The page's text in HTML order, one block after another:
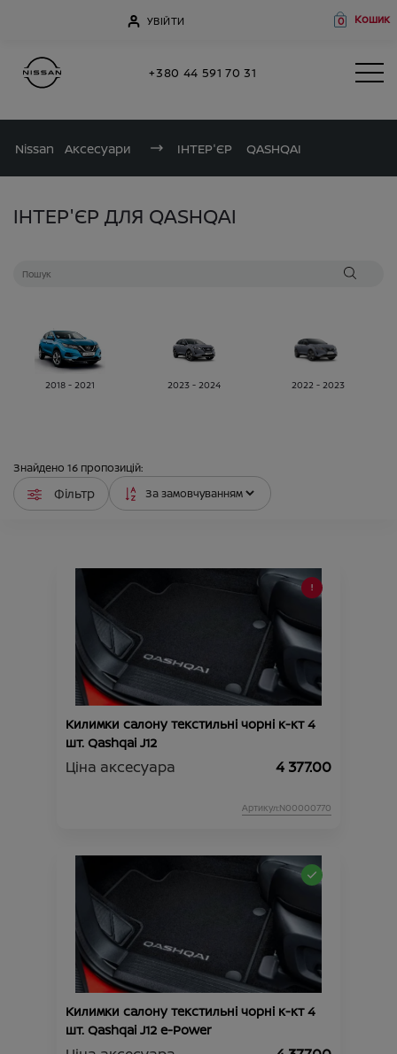
УВІЙТИ 0 Кошик
+380 44 591 70 31
Nissan Аксесуари ІНТЕР'ЄР QASHQAI
ІНТЕР'ЄР ДЛЯ QASHQAI
2018 - 2021 2023 - 2024 2022 - 2023
Знайдено 16 пропозицій:
Фільтр
Килимки салону текстильні чорні к-кт 4
шт. Qashqai J12
Ціна аксесуара 4 377.00
Артикул:N00000770
Килимки салону текстильні чорні к-кт 4
шт. Qashqai J12 e-Power